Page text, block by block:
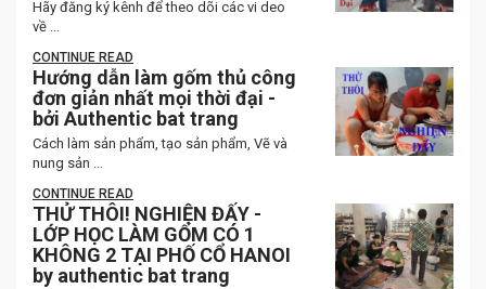
Hãy đăng ký kênh để theo dõi các vi deo
về ...
CONTINUE READ
Hướng dẫn làm gốm thủ công
đơn giản nhất mọi thời đại -
bởi Authentic bat trang
Cách làm sản phẩm, tạo sản phẩm, Vẽ và
nung sản ...
CONTINUE READ
THỬ THÔI! NGHIỆN ĐẤY -
LỚP HỌC LÀM GỐM CÓ 1
KHÔNG 2 TẠI PHỐ CỔ HANOI
by authentic bat trang